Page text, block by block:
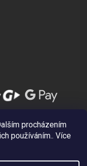
procházením
používáním.. Více